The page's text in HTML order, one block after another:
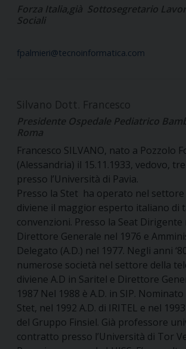
Forza Italia,già Sottosegretario
Sociali
fpalmieri@tecnoinformatica.com
Silvano Dott. Francesco
Presidente Ospedale Pediatrico
Roma
Francesco SILVANO, nato a Pozzolo
(Alessandria) il 15.11.1933, vedovo,
presso l’Università di Pavia.
Presso la Stet ha operato nel settore
diviene il maggior esperto italiano di
convenzioni. Presso la Seat Dirigente
Direttore Generale nel 1976 e
Delegato (A.D.) nel 1977. Negli anni
numerose società nel settore della
diviene A.D in Saritel e Direttore
1987 Nel 1988 è A.D. in SIP. Nominato
Stet, nel 1992 A.D. di IRITEL e nel
del Gruppo Finsiel. Già professore
contratto presso l’Università di Tor